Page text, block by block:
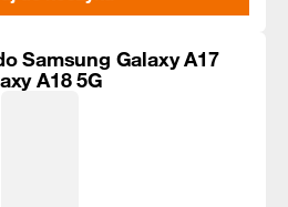
Samsung Galaxy A17
A18 5G